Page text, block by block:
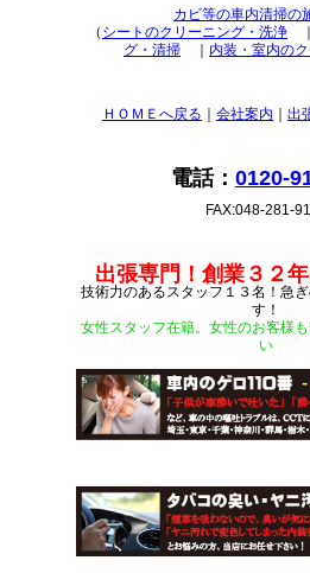
カビ等の車内清掃の
（ シートのクリーニング・洗浄
グ・清掃
内装・室内の
ＨＯＭＥへ戻る 会社案内 出
電話： 0120-
FAX:048-281-
出張専門！創業３２
技術力のあるスタッフ１３名！急
す！
女性スタッフ在籍。女性のお客様
い